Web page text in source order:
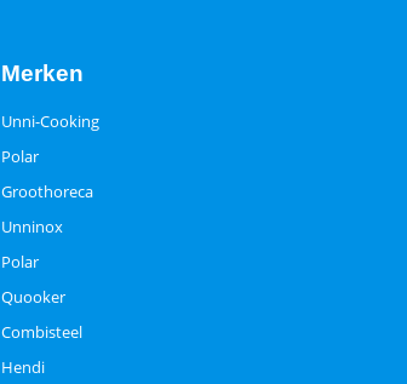
Merken
Unni-Cooking
Polar
Groothoreca
Unninox
Polar
Quooker
Combisteel
Hendi